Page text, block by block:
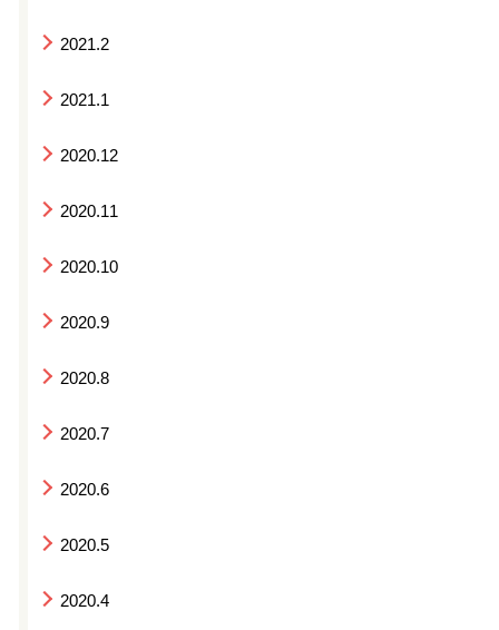
2021.2
2021.1
2020.12
2020.11
2020.10
2020.9
2020.8
2020.7
2020.6
2020.5
2020.4